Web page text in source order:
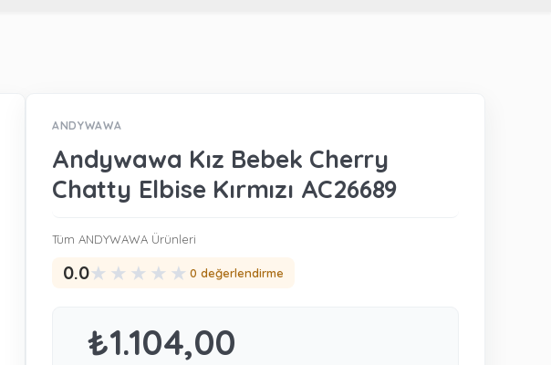
ANDYWAWA
Andywawa Kız Bebek Cherry
Chatty Elbise Kırmızı AC26689
Tüm ANDYWAWA Ürünleri
0.0★ ★ ★ ★ ★ 0 değerlendirme
₺1.104,00